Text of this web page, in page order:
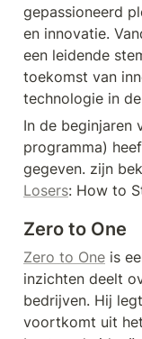
gepassioneerd
en innovatie.
een leidende
toekomst van
technologie in
In de beginjaren
programma)
gegeven. zijn
Losers: How to
Zero to One
Zero to One is
inzichten deelt
bedrijven. Hij
voortkomt uit